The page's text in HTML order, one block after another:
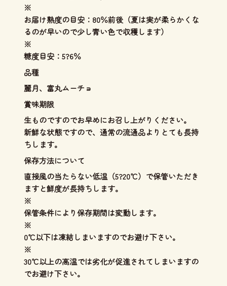
※
お届け熟度の目安：80％前後（夏は実が柔らかくな
るのが早いので少し青い色で収穫します）
※
糖度目安：5?6％
品種
麗月、富丸ムーチョ
賞味期限
生ものですのでお早めにお召し上がりください。
新鮮な状態ですので、通常の流通品よりとても長持
ちします。
保存方法について
直接風の当たらない低温（5?20℃）で保管いただき
ますと鮮度が長持ちします。
※
保管条件により保存期間は変動します。
※
0℃以下は凍結しまいますのでお避け下さい。
※
30℃以上の高温では劣化が促進されてしまいますの
でお避け下さい。